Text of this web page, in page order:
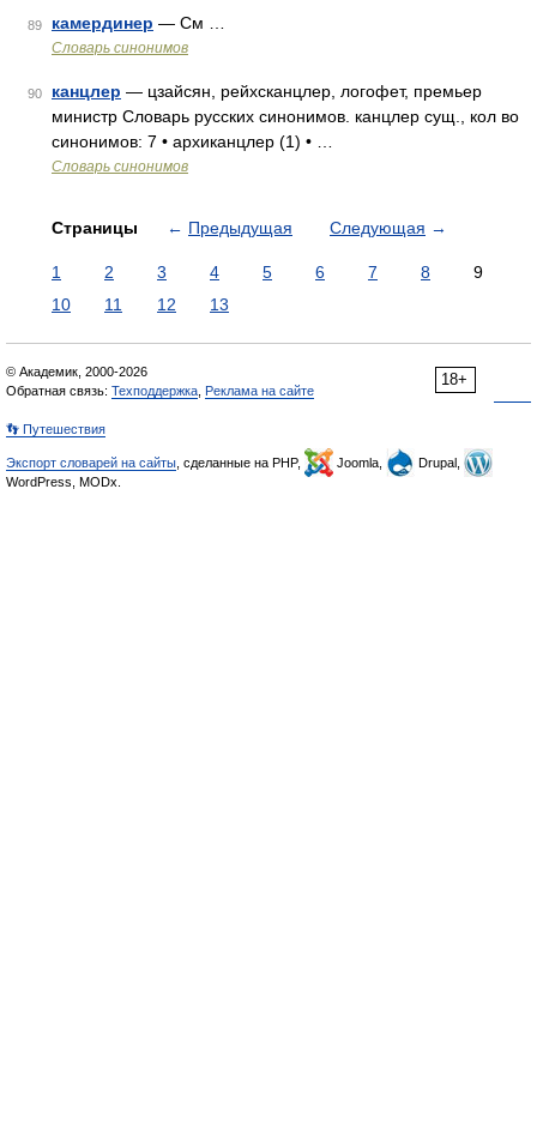
89 камердинер — См …
Словарь синонимов
90 канцлер — цзайсян, рейхсканцлер, логофет, премьер
министр Словарь русских синонимов. канцлер сущ., кол во
синонимов: 7 • архиканцлер (1) • …
Словарь синонимов
Страницы ← Предыдущая Следующая →
1 2 3 4 5 6 7 8
9
10
11 12 13
18+
© Академик, 2000-2026
Обратная связь: Техподдержка Реклама на сайте
👣 Путешествия
Экспорт словарей на сайты , сделанные на PHP, Joomla,
Drupal,
WordPress, MODx.